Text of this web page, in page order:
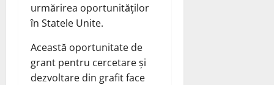
urmărirea oportunităților
în Statele Unite.
Această oportunitate de
grant pentru cercetare și
dezvoltare din grafit face